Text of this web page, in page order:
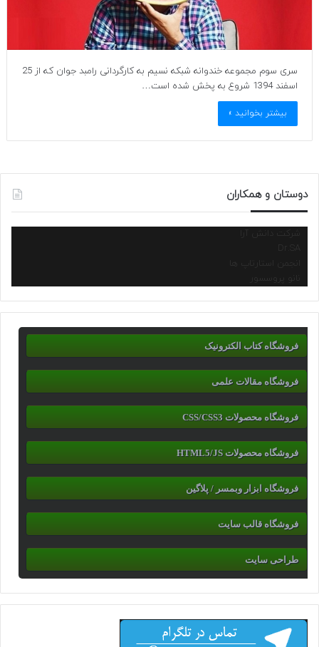
سری سوم مجموعه خندوانه شبکه نسیم به کارگردانی رامبد جوان که از 25
اسفند 1394 شروع به پخش شده است…
بیشتر بخوانید »
دوستان و همکاران
شرکت دانش آرا
انجمن استارتاپ ها
نانو پروسسور
فروشگاه کتاب الکترونیک
فروشگاه مقالات علمی
فروشگاه محصولات CSS/CSS3
فروشگاه محصولات HTML5/JS
فروشگاه ابزار وبمسر / پلاگین
فروشگاه قالب سایت
طراحی سایت